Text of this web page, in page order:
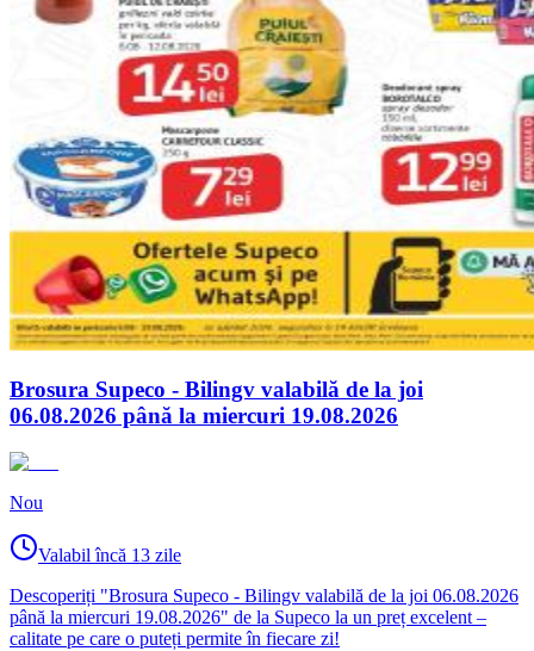
Brosura Supeco - Bilingv valabilă de la joi
06.08.2026 până la miercuri 19.08.2026
Nou
Valabil încă 13 zile
Descoperiți "Brosura Supeco - Bilingv valabilă de la joi 06.08.2026
până la miercuri 19.08.2026" de la Supeco la un preț excelent –
calitate pe care o puteți permite în fiecare zi!